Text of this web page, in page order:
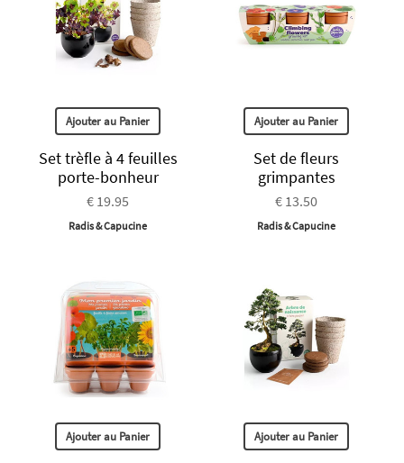
Ajouter au Panier
Set trèfle à 4 feuilles
porte-bonheur
€ 19.95
Radis & Capucine
Ajouter au Panier
Set de fleurs
grimpantes
€ 13.50
Radis & Capucine
Ajouter au Panier Ajouter au Panier